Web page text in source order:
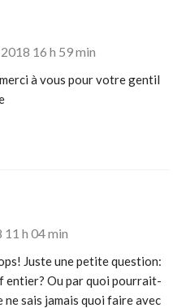
16 h 59 min
à vous pour votre gentil
h 04 min
Juste une petite question:
entier? Ou par quoi pourrait-
ne sais jamais quoi faire avec